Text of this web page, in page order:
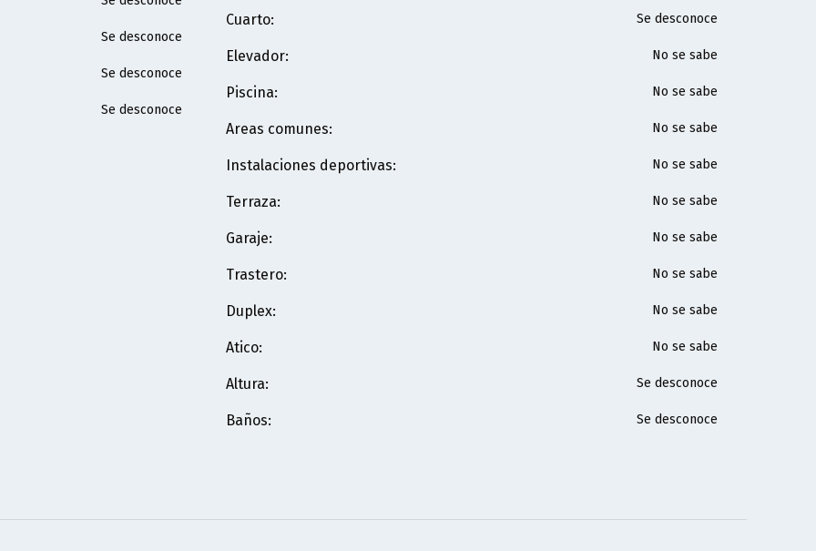
Se desconoce
Se desconoce
Se desconoce
Cuarto: Se desconoce
Elevador: No se sabe
Piscina: No se sabe
Areas comunes: No se sabe
Instalaciones deportivas: No se sabe
Terraza: No se sabe
Garaje: No se sabe
Trastero: No se sabe
Duplex: No se sabe
Atico: No se sabe
Altura: Se desconoce
Baños: Se desconoce